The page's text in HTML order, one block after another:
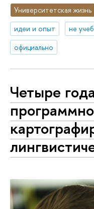
Университетская жизнь
идеи и опыт
не
официально
Четыре